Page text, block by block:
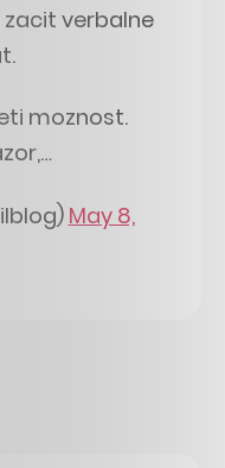
verbalne
moznost.
May 8,